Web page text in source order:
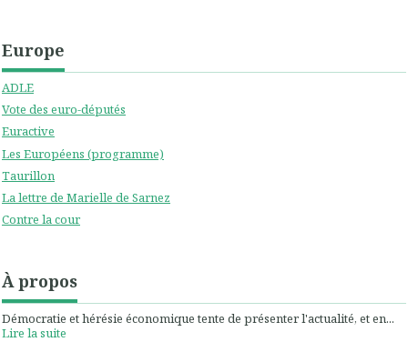
Europe
ADLE
Vote des euro-députés
Euractive
Les Européens (programme)
Taurillon
La lettre de Marielle de Sarnez
Contre la cour
À propos
Démocratie et hérésie économique tente de présenter l'actualité, et en...
Lire la suite